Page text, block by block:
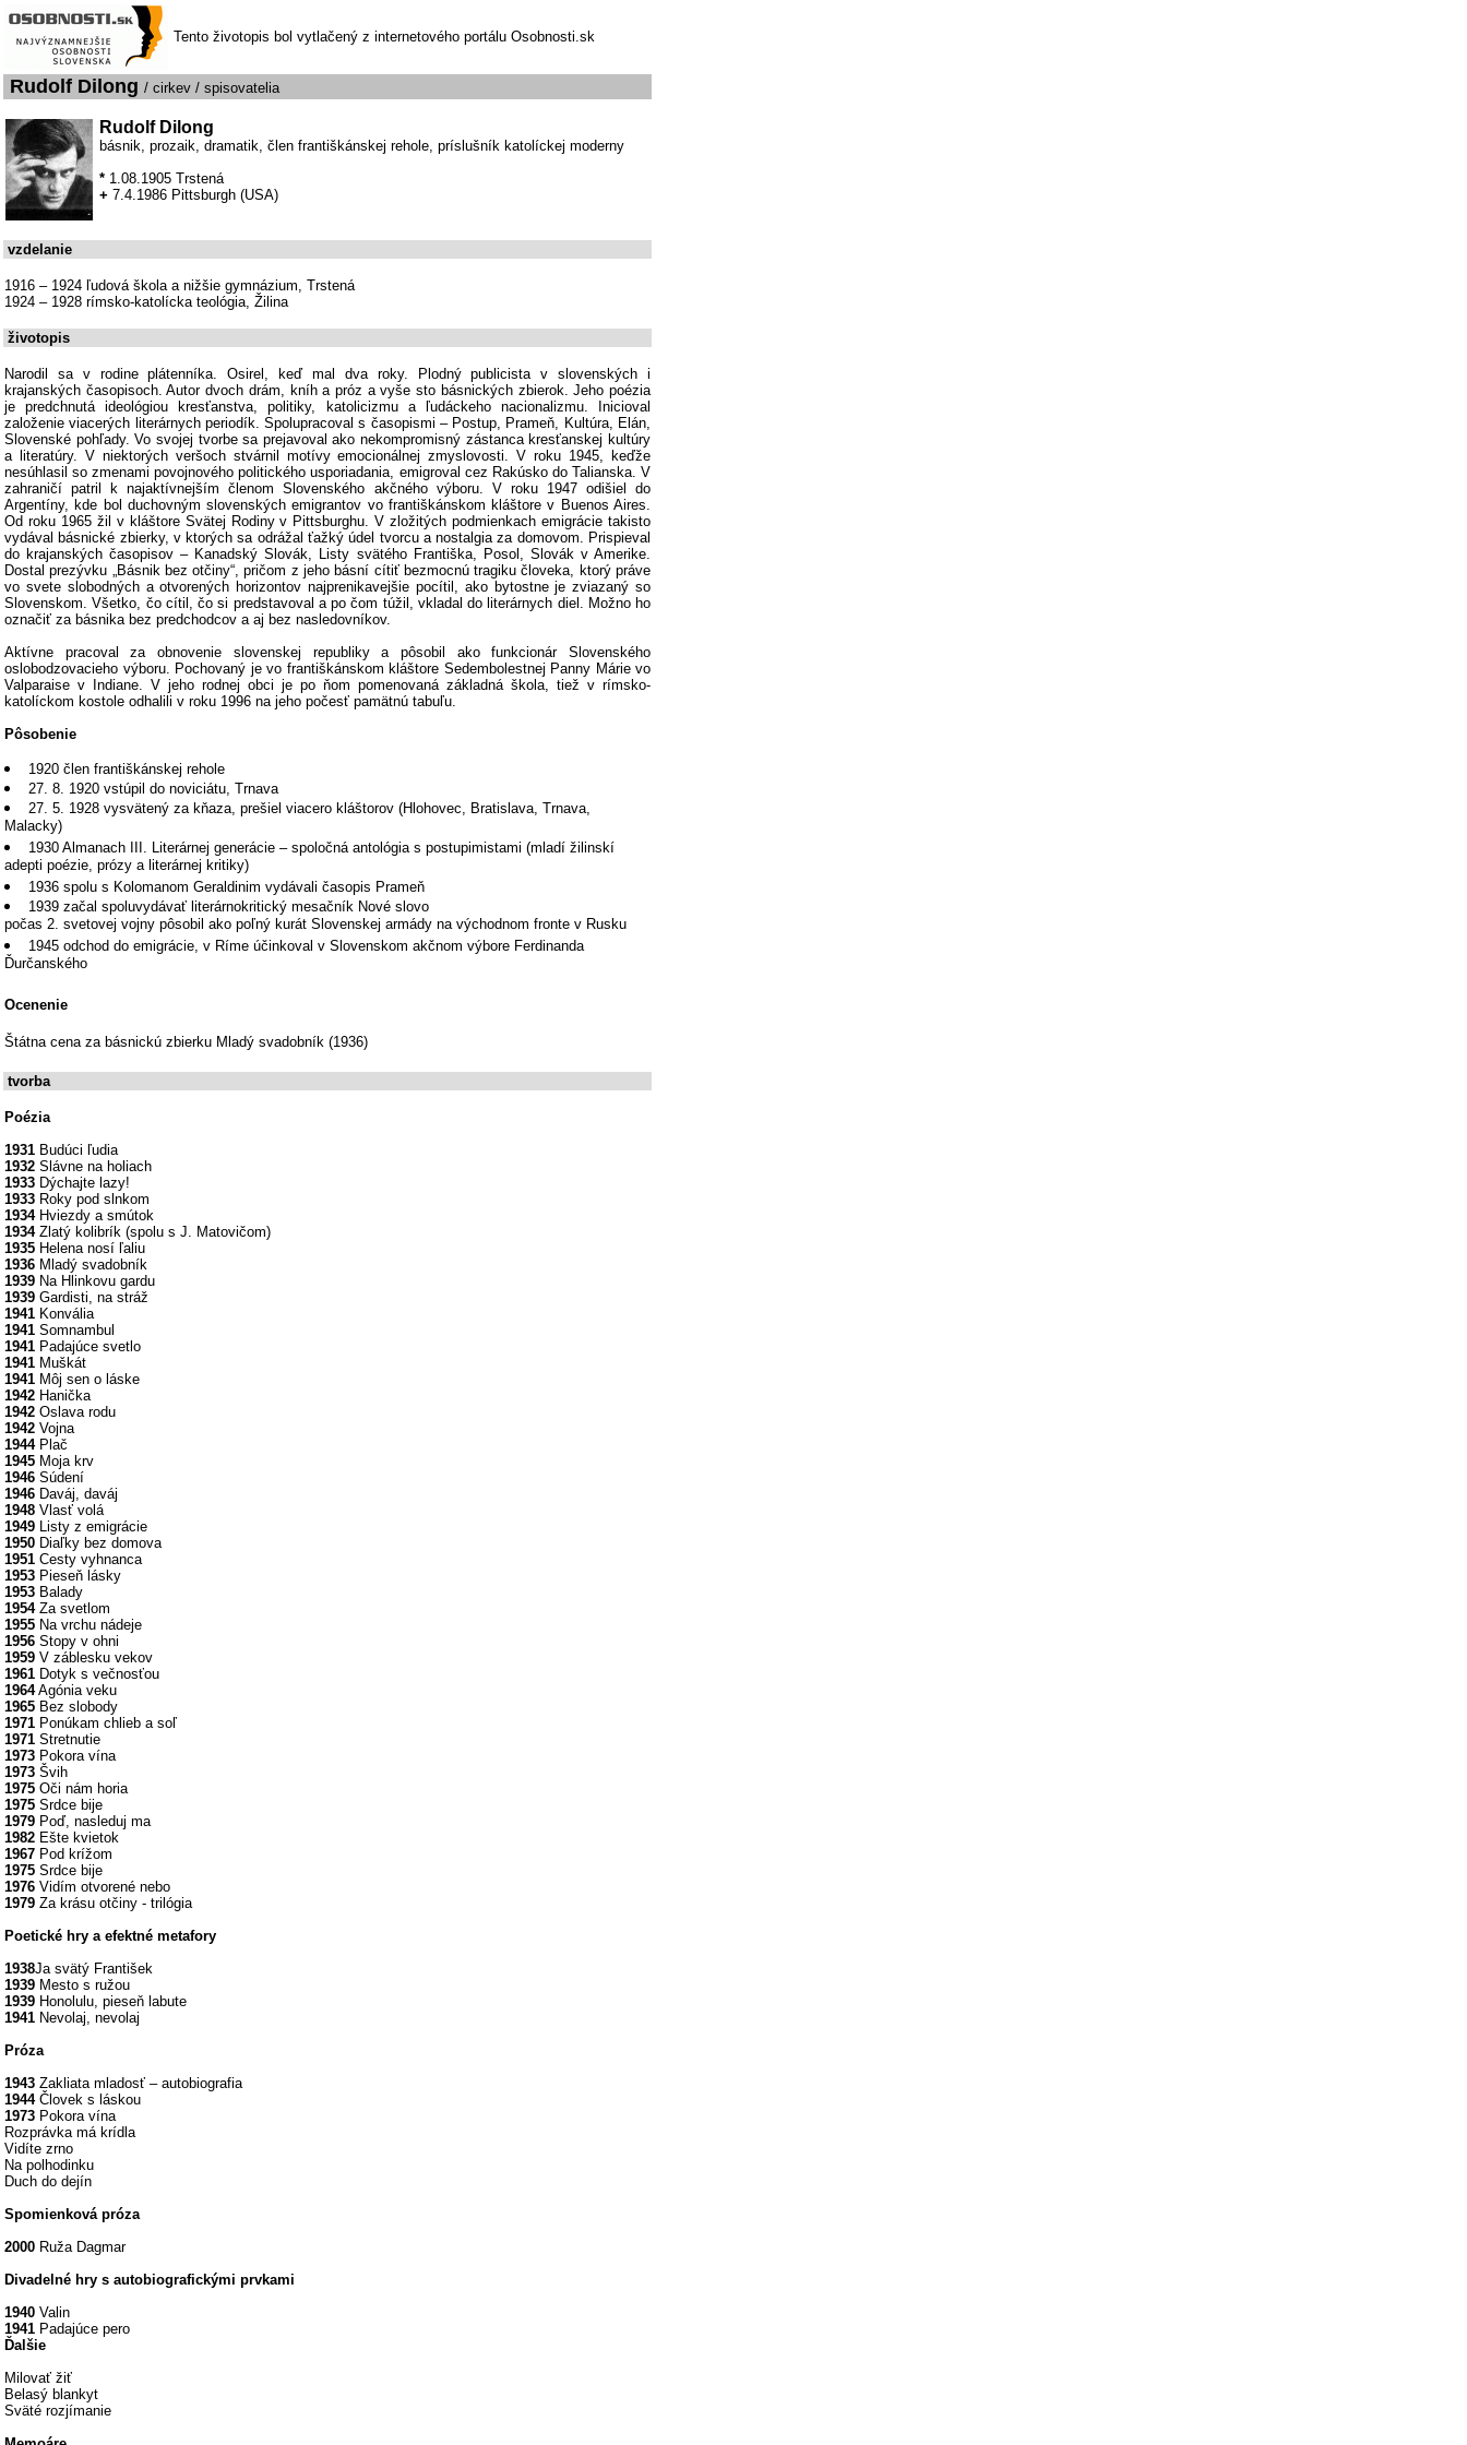
Tento životopis bol vytlačený z internetového portálu Osobnosti.sk
Rudolf Dilong / cirkev / spisovatelia
Rudolf Dilong
básnik, prozaik, dramatik, člen františkánskej rehole, príslušník katolíckej moderny
* 1.08.1905 Trstená
+ 7.4.1986 Pittsburgh (USA)
vzdelanie
1916 – 1924 ľudová škola a nižšie gymnázium, Trstená
1924 – 1928 rímsko-katolícka teológia, Žilina
životopis
Narodil sa v rodine plátenníka. Osirel, keď mal dva roky. Plodný publicista v slovenských i
krajanských časopisoch. Autor dvoch drám, kníh a próz a vyše sto básnických zbierok. Jeho poézia
je predchnutá ideológiou kresťanstva, politiky, katolicizmu a ľudáckeho nacionalizmu. Inicioval
založenie viacerých literárnych periodík. Spolupracoval s časopismi – Postup, Prameň, Kultúra, Elán,
Slovenské pohľady. Vo svojej tvorbe sa prejavoval ako nekompromisný zástanca kresťanskej kultúry
a literatúry. V niektorých veršoch stvárnil motívy emocionálnej zmyslovosti. V roku 1945, keďže
nesúhlasil so zmenami povojnového politického usporiadania, emigroval cez Rakúsko do Talianska. V
zahraničí patril k najaktívnejším členom Slovenského akčného výboru. V roku 1947 odišiel do
Argentíny, kde bol duchovným slovenských emigrantov vo františkánskom kláštore v Buenos Aires.
Od roku 1965 žil v kláštore Svätej Rodiny v Pittsburghu. V zložitých podmienkach emigrácie takisto
vydával básnické zbierky, v ktorých sa odrážal ťažký údel tvorcu a nostalgia za domovom. Prispieval
do krajanských časopisov – Kanadský Slovák, Listy svätého Františka, Posol, Slovák v Amerike.
Dostal prezývku „Básnik bez otčiny“, pričom z jeho básní cítiť bezmocnú tragiku človeka, ktorý práve
vo svete slobodných a otvorených horizontov najprenikavejšie pocítil, ako bytostne je zviazaný so
Slovenskom. Všetko, čo cítil, čo si predstavoval a po čom túžil, vkladal do literárnych diel. Možno ho
označiť za básnika bez predchodcov a aj bez nasledovníkov.
Aktívne pracoval za obnovenie slovenskej republiky a pôsobil ako funkcionár Slovenského
oslobodzovacieho výboru. Pochovaný je vo františkánskom kláštore Sedembolestnej Panny Márie vo
Valparaise v Indiane. V jeho rodnej obci je po ňom pomenovaná základná škola, tiež v rímsko-
katolíckom kostole odhalili v roku 1996 na jeho počesť pamätnú tabuľu.
Pôsobenie
1920 člen františkánskej rehole
27. 8. 1920 vstúpil do noviciátu, Trnava
27. 5. 1928 vysvätený za kňaza, prešiel viacero kláštorov (Hlohovec, Bratislava, Trnava,
Malacky)
1930 Almanach III. Literárnej generácie – spoločná antológia s postupimistami (mladí žilinskí
adepti poézie, prózy a literárnej kritiky)
1936 spolu s Kolomanom Geraldinim vydávali časopis Prameň
1939 začal spoluvydávať literárnokritický mesačník Nové slovo
počas 2. svetovej vojny pôsobil ako poľný kurát Slovenskej armády na východnom fronte v Rusku
1945 odchod do emigrácie, v Ríme účinkoval v Slovenskom akčnom výbore Ferdinanda
Ďurčanského
Ocenenie
Štátna cena za básnickú zbierku Mladý svadobník (1936)
tvorba
Poézia
1931 Budúci ľudia
1932 Slávne na holiach
1933 Dýchajte lazy!
1933 Roky pod slnkom
1934Hviezdy a smútok
1934Zlatý kolibrík (spolu s J. Matovičom)
1935 Helena nosí ľaliu
1936 Mladý svadobník
1939 Na Hlinkovu gardu
1939 Gardisti, na stráž
1941 Konvália
1941 Somnambul
1941 Padajúce svetlo
1941 Muškát
1941 Môj sen o láske
1942 Hanička
1942 Oslava rodu
1942 Vojna
1944Plač
1945 Moja krv
1946 Súdení
1946 Daváj, daváj
1948 Vlasť volá
1949 Listy z emigrácie
1950 Diaľky bez domova
1951 Cesty vyhnanca
1953 Pieseň lásky
1953 Balady
1954Za svetlom
1955 Na vrchu nádeje
1956 Stopy v ohni
1959 V záblesku vekov
1961 Dotyk s večnosťou
1964Agónia veku
1965 Bez slobody
1971 Ponúkam chlieb a soľ
1971 Stretnutie
1973 Pokora vína
1973 Švih
1975 Oči nám horia
1975 Srdce bije
1979 Poď, nasleduj ma
1982 Ešte kvietok
1967 Pod krížom
1975 Srdce bije
1976 Vidím otvorené nebo
1979 Za krásu otčiny - trilógia
Poetické hry a efektné metafory
1938Ja svätý František
1939 Mesto s ružou
1939 Honolulu, pieseň labute
1941 Nevolaj, nevolaj
Próza
1943 Zakliata mladosť – autobiografia
1944Človek s láskou
1973 Pokora vína
Rozprávka má krídla
Vidíte zrno
Na polhodinku
Duch do dejín
Spomienková próza
2000 Ruža Dagmar
Divadelné hry s autobiografickými prvkami
1940 Valin
1941 Padajúce pero
Ďalšie
Milovať žiť
Belasý blankyt
Sväté rozjímanie